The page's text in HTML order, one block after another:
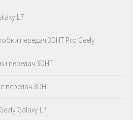
L7
передач 3DHT Pro Geely
передач 3DHT
передач 3DHT
Galaxy L7